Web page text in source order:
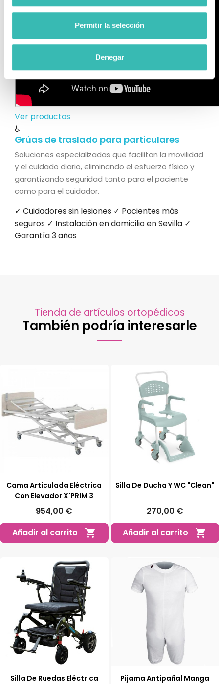
Permitir la selección
Denegar
Ver productos
♿
Grúas de traslado para particulares
Soluciones especializadas que facilitan la movilidad
y el cuidado diario, eliminando el esfuerzo físico y
garantizando seguridad tanto para el paciente
como para el cuidador.
✓ Cuidadores sin lesiones ✓ Pacientes más
seguros ✓ Instalación en domicilio en Sevilla ✓
Garantía 3 años
Tienda de artículos ortopédicos
También podría interesarle
Cama Articulada Eléctrica
Con Elevador X'PRIM 3
954,00 €
Añadir al carrito

Silla De Ducha Y WC "Clean"
270,00 €
Añadir al carrito

Silla De Ruedas Eléctrica
Pijama Antipañal Manga